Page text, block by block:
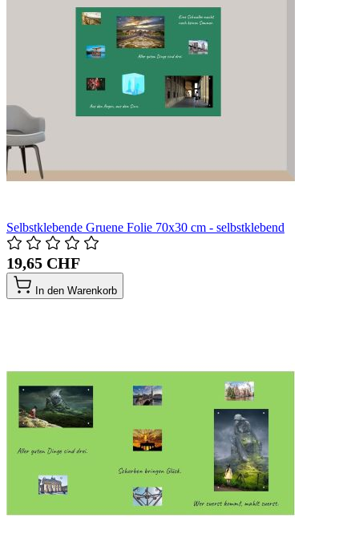
Selbstklebende Gruene Folie 70x30 cm - selbstklebend
19,65 CHF
In den Warenkorb